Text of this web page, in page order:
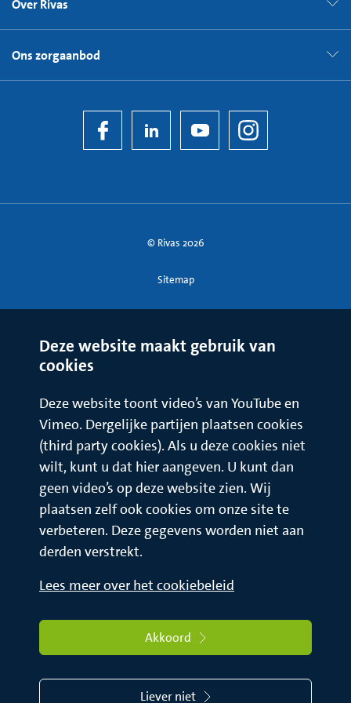
Over Rivas
Ons zorgaanbod
© Rivas 2026
Sitemap
Deze website maakt gebruik van
cookies
Deze website toont video’s van YouTube en
Vimeo. Dergelijke partijen plaatsen cookies
(third party cookies). Als u deze cookies niet
wilt, kunt u dat hier aangeven. U kunt dan
geen video’s op deze website zien. Wij
plaatsen zelf ook cookies om onze site te
verbeteren. Deze gegevens worden niet aan
derden verstrekt.
Lees meer over het cookiebeleid
Akkoord
Liever niet